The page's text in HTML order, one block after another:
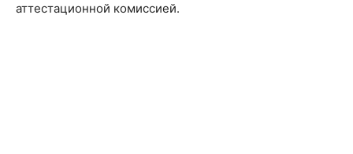
аттестационной комиссией.